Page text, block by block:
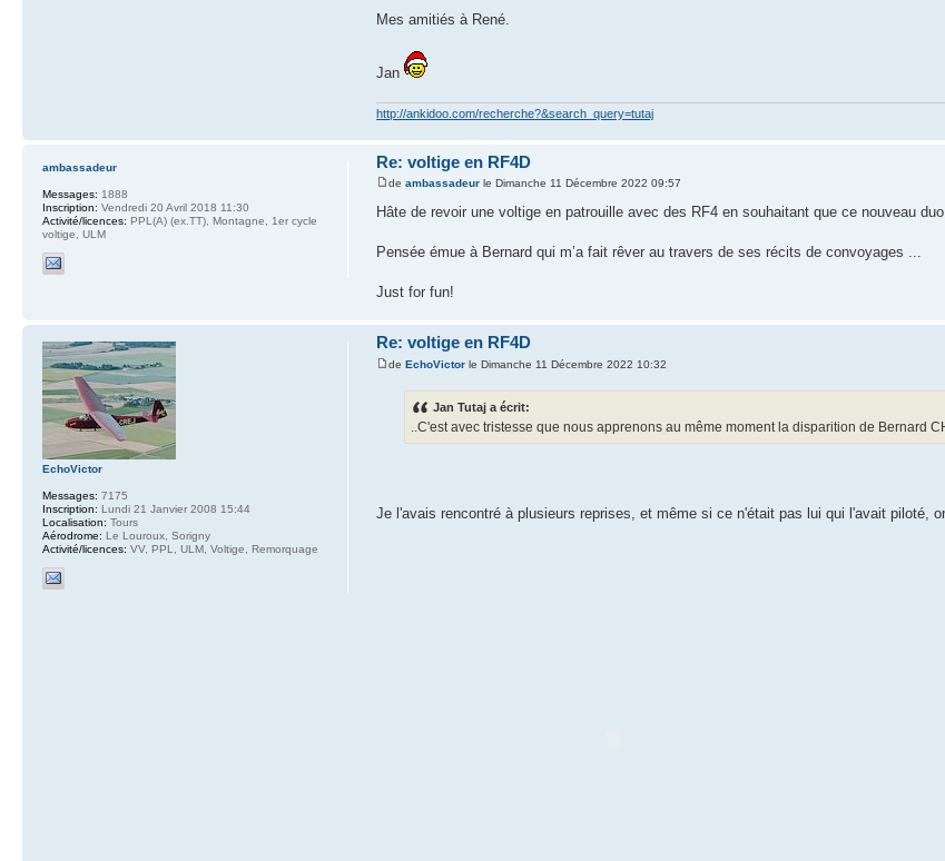
Mes amitiés à René.
Jan
http://ankidoo.com/recherche?&search_query=tutaj
Re: voltige en RF4D
deambassadeur le Dimanche 11 Décembre 2022 09:57
Hâte de revoir une voltige en patrouille avec des RF4 en souhaitant que ce nouveau
Pensée émue à Bernard qui m’a fait rêver au travers de ses récits de convoyages ...
Just for fun!
ambassadeur
Messages: 1888
Inscription: Vendredi 20 Avril 2018 11:30
Activité/licences: PPL(A) (ex.TT), Montagne, 1er cycle
voltige, ULM
Re: voltige en RF4D
deEchoVictor le Dimanche 11 Décembre 2022 10:32
Jan Tutaj a écrit:
..C'est avec tristesse que nous apprenons au même moment la disparition de Bernard
Je l'avais rencontré à plusieurs reprises, et même si ce n'était pas lui qui l'avait piloté,
EchoVictor
Messages: 7175
Inscription: Lundi 21 Janvier 2008 15:44
Localisation: Tours
Aérodrome: Le Louroux, Sorigny
Activité/licences: VV, PPL, ULM, Voltige, Remorquage